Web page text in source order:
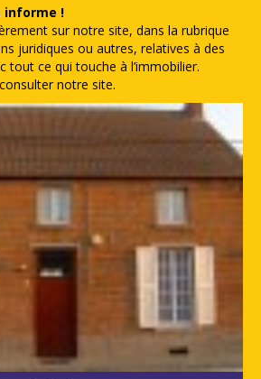
informe !
sur notre site, dans la rubrique
juridiques ou autres, relatives à des
tout ce qui touche à l’immobilier.
notre site.